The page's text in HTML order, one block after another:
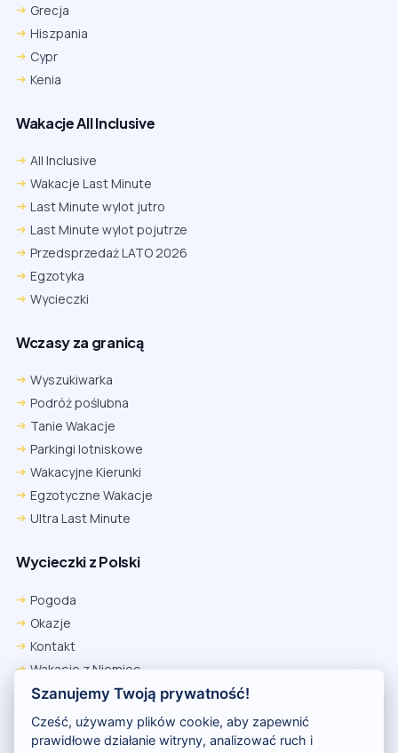
Grecja
Hiszpania
Cypr
Kenia
Wakacje All Inclusive
All Inclusive
Wakacje Last Minute
Last Minute wylot jutro
Last Minute wylot pojutrze
Przedsprzedaż LATO 2026
Egzotyka
Wycieczki
Wczasy za granicą
Wyszukiwarka
Podróż poślubna
Tanie Wakacje
Parkingi lotniskowe
Wakacyjne Kierunki
Egzotyczne Wakacje
Ultra Last Minute
Wycieczki z Polski
Pogoda
Okazje
Kontakt
Wakacje z Niemiec
Polityka Prywatności
Wakacje w Egipcie
Rankingi hoteli
Szanujemy Twoją prywatność!
Cześć, używamy plików cookie, aby zapewnić
prawidłowe działanie witryny, analizować ruch i